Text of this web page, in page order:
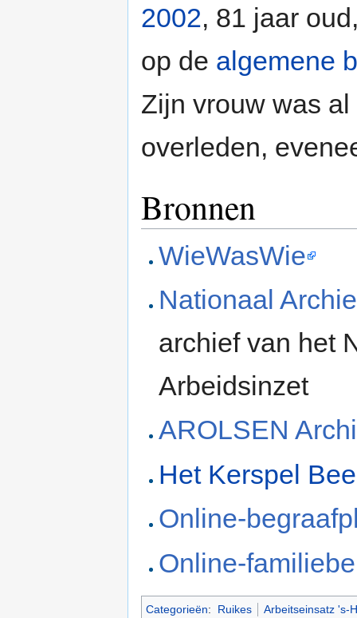
2002, 81 jaar
op de algemene
Zijn vrouw was
overleden,
Bronnen
WieWasWie
Nationaal
archief van het
Arbeidsinzet
AROLSEN
Het Kerspel
Online-
Online-
Categorieën: Ruikes Arbeitseinsatz 's-